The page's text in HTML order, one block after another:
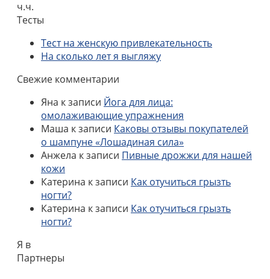
ч.ч.
Тесты
Тест на женскую привлекательность
На сколько лет я выгляжу
Свежие комментарии
Яна к записи Йога для лица:
омолаживающие упражнения
Маша к записи Каковы отзывы покупателей
о шампуне «Лошадиная сила»
Анжела к записи Пивные дрожжи для нашей
кожи
Катерина к записи Как отучиться грызть
ногти?
Катерина к записи Как отучиться грызть
ногти?
Я в
Партнеры